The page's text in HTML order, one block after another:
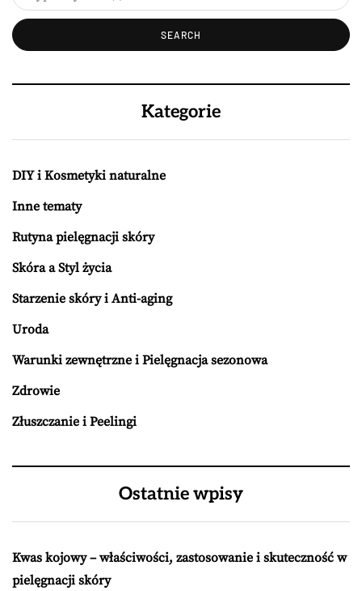
Kategorie
DIY i Kosmetyki naturalne
Inne tematy
Rutyna pielęgnacji skóry
Skóra a Styl życia
Starzenie skóry i Anti-aging
Uroda
Warunki zewnętrzne i Pielęgnacja sezonowa
Zdrowie
Złuszczanie i Peelingi
Ostatnie wpisy
Kwas kojowy – właściwości, zastosowanie i skuteczność w
pielęgnacji skóry